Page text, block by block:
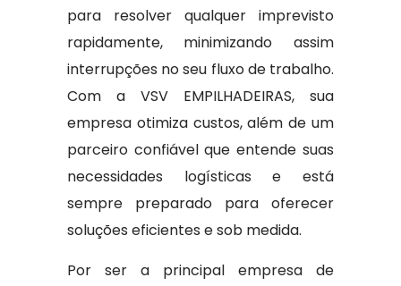
para resolver qualquer imprevisto
rapidamente, minimizando assim
interrupções no seu fluxo de trabalho.
Com a VSV EMPILHADEIRAS, sua
empresa otimiza custos, além de um
parceiro confiável que entende suas
necessidades logísticas e está
sempre preparado para oferecer
soluções eficientes e sob medida.
Por ser a principal empresa de